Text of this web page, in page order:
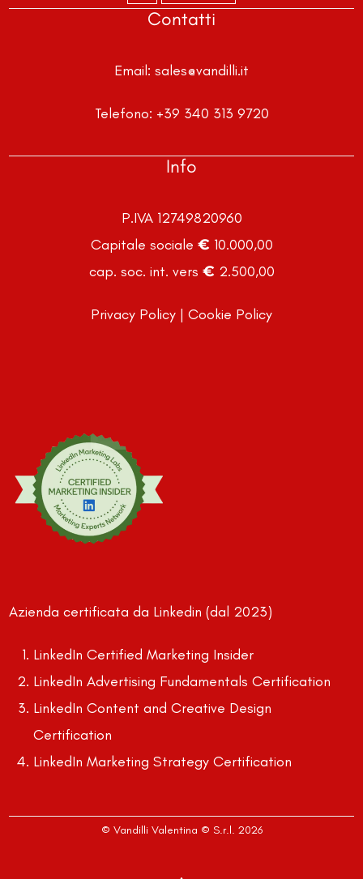
Contatti
Email: sales@vandilli.it
Telefono: +39 340 313 9720
Info
P.IVA 12749820960
Capitale sociale € 10.000,00
cap. soc. int. vers € 2.500,00
Privacy Policy | Cookie Policy
Azienda certificata da Linkedin (dal 2023)
LinkedIn Certified Marketing Insider
LinkedIn Advertising Fundamentals Certification
LinkedIn Content and Creative Design
Certification
LinkedIn Marketing Strategy Certification
© Vandilli Valentina © S.r.l. 2026